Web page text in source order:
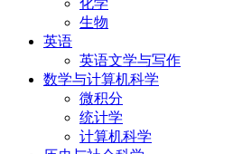
化学
生物
英语
英语文学与写作
数学与计算机科学
微积分
统计学
计算机科学